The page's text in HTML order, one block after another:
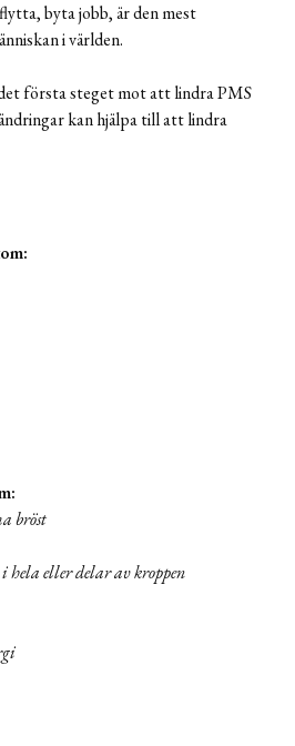
byta jobb, är den mest
i världen.
första steget mot att lindra PMS
kan hjälpa till att lindra
bröst
eller delar av kroppen